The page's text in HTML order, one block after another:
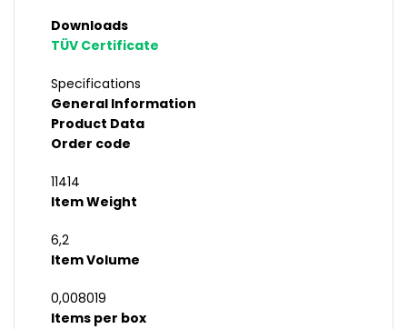
Downloads
TÜV Certificate
Specifications
General Information
Product Data
Order code
11414
Item Weight
6,2
Item Volume
0,008019
Items per box